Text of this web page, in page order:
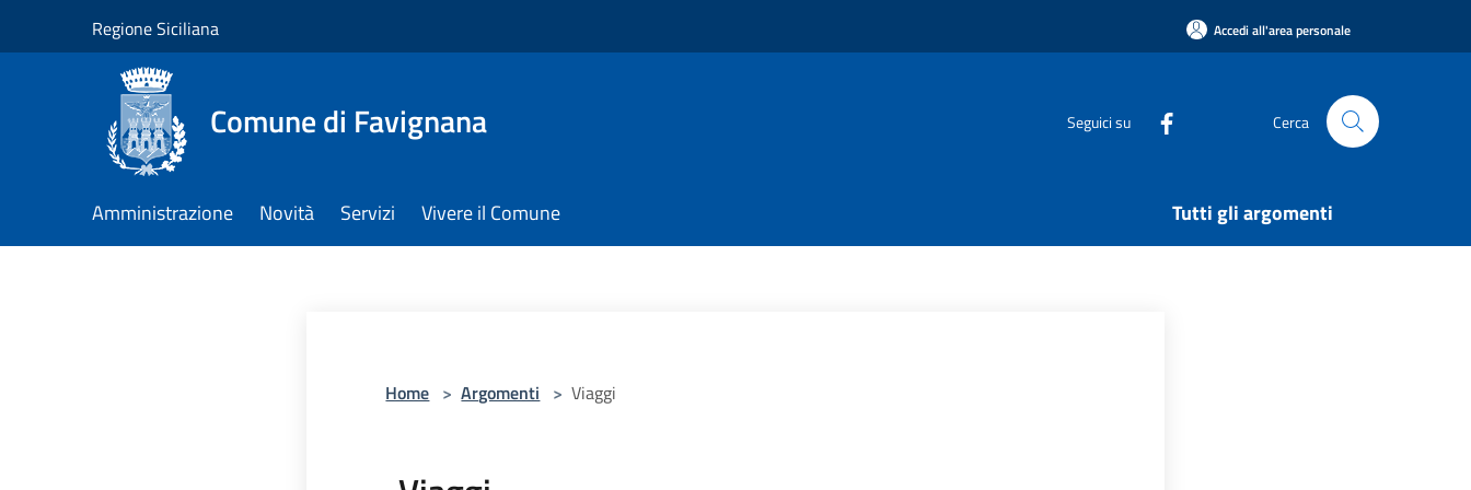
Regione Siciliana Accedi all'area personale
Comune di Favignana Seguici su Cerca
Amministrazione Novità Servizi Vivere il Comune Tutti gli argomenti
Home > Argomenti > Viaggi